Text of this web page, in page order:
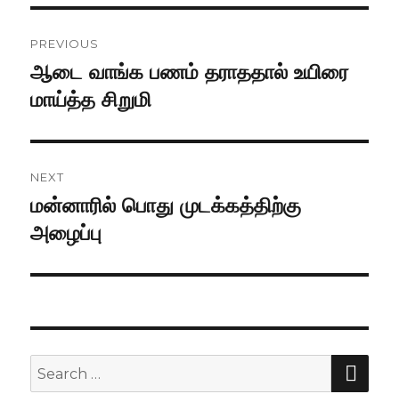
navigation
PREVIOUS
Previous
post:
ஆடை வாங்க பணம் தராததால் உயிரை
மாய்த்த சிறுமி
NEXT
Next
post:
மன்னாரில் பொது முடக்கத்திற்கு
அழைப்பு
Search
for: